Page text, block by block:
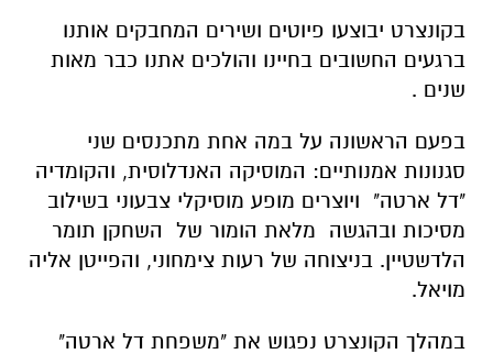
בקונצרט יבוצעו פיוטים ושירים המחבקים אותנו
ברגעים החשובים בחיינו והולכים אתנו כבר מאות
שנים .
בפעם הראשונה על במה אחת מתכנסים שני
סגנונות אמנותיים: המוסיקה האנדלוסית, והקומדיה
"דל ארטה" ויוצרים מופע מוסיקלי צבעוני בשילוב
מסיכות ובהגשה מלאת הומור של השחקן תומר
הלדשטיין. בניצוחה של רעות צימחוני, והפייטן אליה
מויאל.
במהלך הקונצרט נפגוש את "משפחת דל ארטה"